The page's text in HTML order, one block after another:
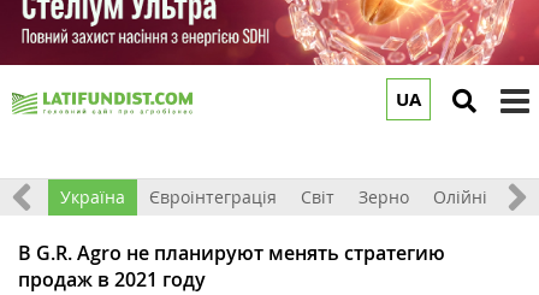
UA
Все Україна Євроінтеграція Світ Зерно Олійні
В G.R. Agro не планируют менять стратегию
продаж в 2021 году